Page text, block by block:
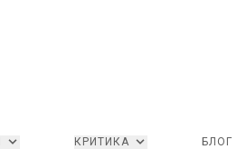
КРИТИКА БЛОГ